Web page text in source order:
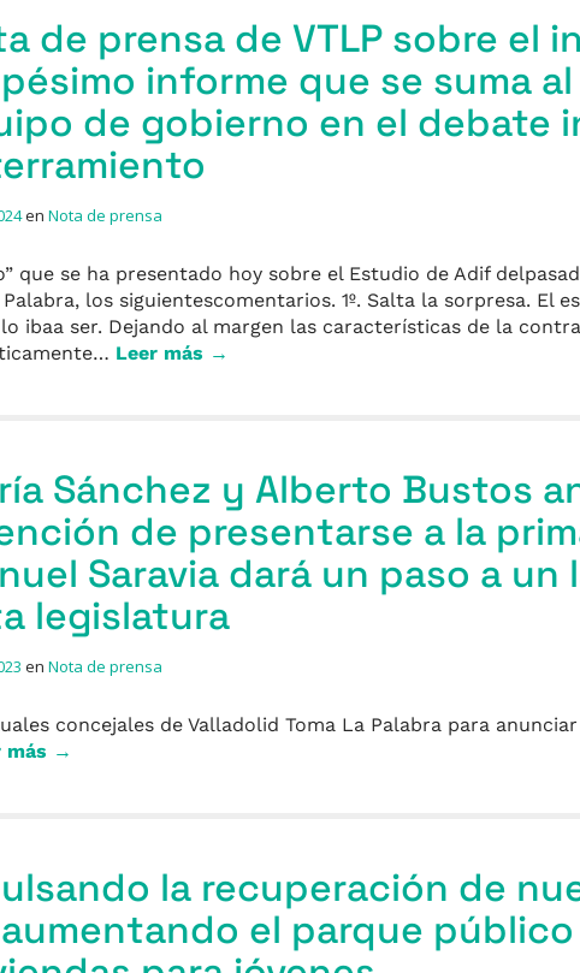
de prensa de VTLP sobre el
informe que se suma
de gobierno en el debate
en Nota de prensa
que se ha presentado hoy sobre el Estudio de Adif
los siguientescomentarios. 1º. Salta la sorpresa. El
ibaa ser. Dejando al margen las características de la
Leer más →
Sánchez y Alberto Bustos
de presentarse a la
Saravia dará un paso a
legislatura
en Nota de prensa
concejales de Valladolid Toma La Palabra para
más →
la recuperación de
el parque